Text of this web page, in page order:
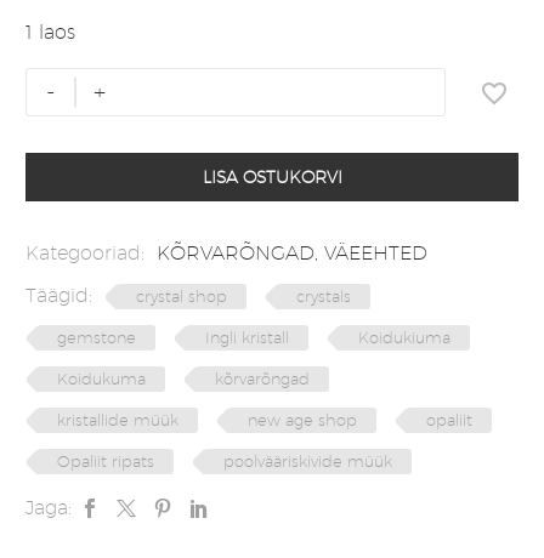
1 laos
-
Opaliit
kõrvarõngad
+
LISA OSTUKORVI
Kategooriad: KÕRVARÕNGAD, VÄEEHTED
Täägid:
crystal shop crystals
gemstone Ingli kristall Koidukiuma
Koidukuma kõrvarõngad
kristallide müük new age shop opaliit
Opaliit ripats poolvääriskivide müük
Jaga: